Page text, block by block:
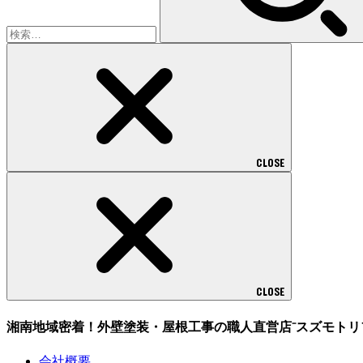
CLOSE
CLOSE
湘南地域密着！外壁塗装・屋根工事の職人直営店⁻スズモト